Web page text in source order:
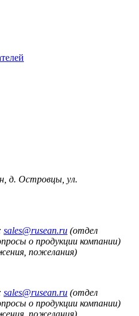
д. Островцы, ул.
sales@rusean.ru (отдел
о продукции компании)
пожелания)
sales@rusean.ru (отдел
о продукции компании)
пожелания)